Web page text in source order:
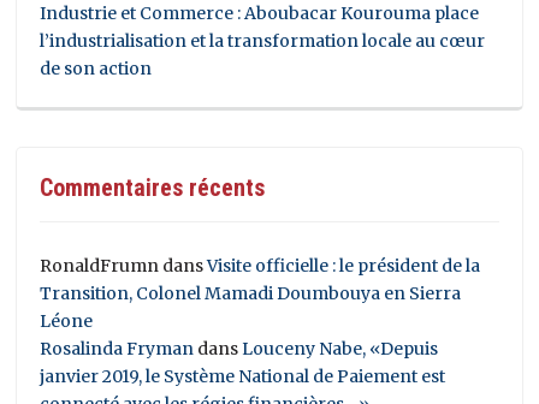
Industrie et Commerce : Aboubacar Kourouma place
l’industrialisation et la transformation locale au cœur
de son action
Commentaires récents
RonaldFrumn dansVisite officielle : le président de la
Transition, Colonel Mamadi Doumbouya en Sierra
Léone
Rosalinda Fryman dansLouceny Nabe, «Depuis
janvier 2019, le Système National de Paiement est